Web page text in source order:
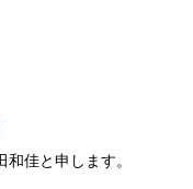
佳と申します。